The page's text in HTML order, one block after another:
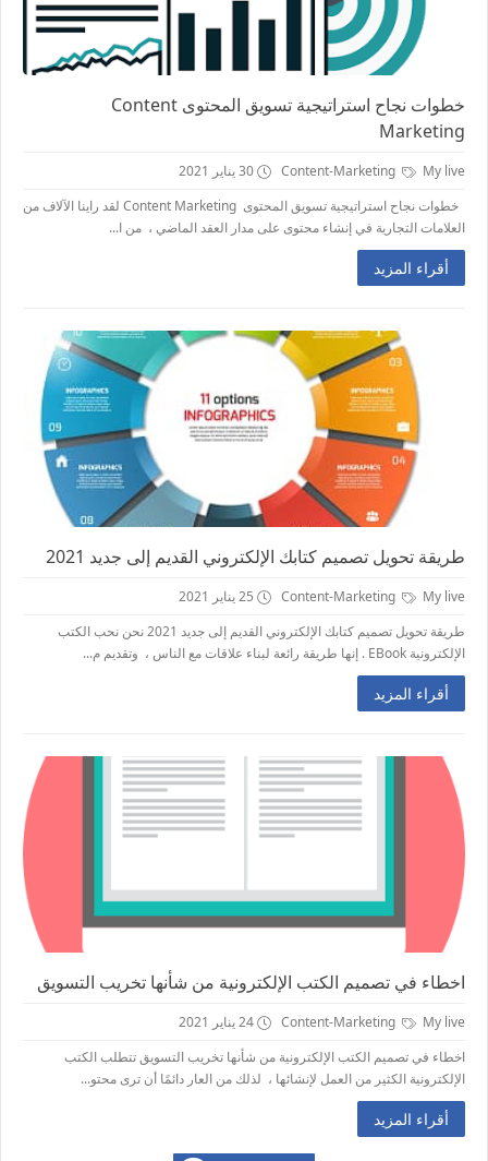
خطوات نجاح استراتيجية تسويق المحتوى Content
Marketing
My live
30 يناير 2021
خطوات نجاح استراتيجية تسويق المحتوى Content Marketing لقد راينا الآلاف من
العلامات التجارية في إنشاء محتوى على مدار العقد الماضي ، من ا...
أقراء المزيد
طريقة تحويل تصميم كتابك الإلكتروني القديم إلى جديد 2021
My live
25 يناير 2021
طريقة تحويل تصميم كتابك الإلكتروني القديم إلى جديد 2021 نحن نحب الكتب
الإلكترونية EBook . إنها طريقة رائعة لبناء علاقات مع الناس ، وتقديم م...
أقراء المزيد
اخطاء في تصميم الكتب الإلكترونية من شأنها تخريب التسويق
My live
24 يناير 2021
اخطاء في تصميم الكتب الإلكترونية من شأنها تخريب التسويق تتطلب الكتب
الإلكترونية الكثير من العمل لإنشائها ، لذلك من العار دائمًا أن ترى محتو...
أقراء المزيد